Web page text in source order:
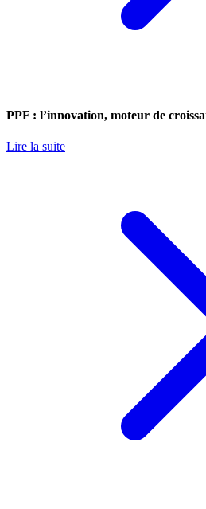
PPF : l’innovation, moteur de
Lire la suite